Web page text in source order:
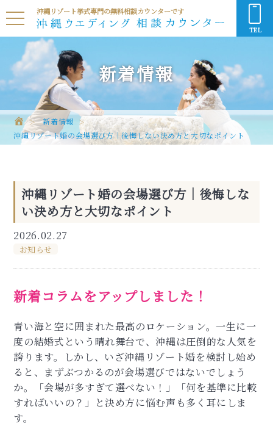
沖縄リゾート挙式専門の無料相談カウンターです
TEL
新着情報
新着情報
沖縄リゾート婚の会場選び方｜後悔しない決め方と大切なポイント
沖縄リゾート婚の会場選び方｜後悔しな
い決め方と大切なポイント
2026.02.27
お知らせ
新着コラムをアップしました！
青い海と空に囲まれた最高のロケーション。一生に一
度の結婚式という晴れ舞台で、沖縄は圧倒的な人気を
誇ります。しかし、いざ沖縄リゾート婚を検討し始め
ると、まずぶつかるのが会場選びではないでしょう
か。「会場が多すぎて選べない！」「何を基準に比較
すればいいの？」と決め方に悩む声も多く耳にしま
す。